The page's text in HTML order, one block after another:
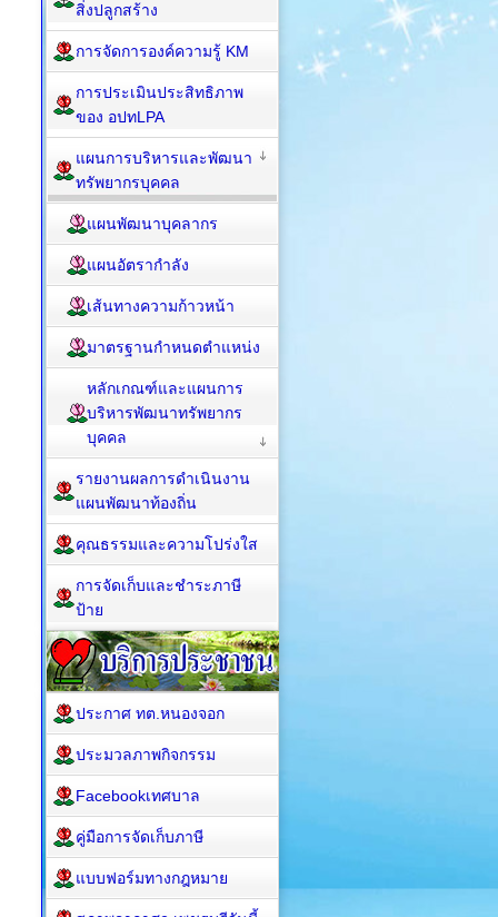
สิ่งปลูกสร้าง
การจัดการองค์ความรู้ KM
การประเมินประสิทธิภาพ
ของ อปทLPA
แผนการบริหารและพัฒนา
ทรัพยากรบุคคล
แผนพัฒนาบุคลากร
แผนอัตรากำลัง
เส้นทางความก้าวหน้า
มาตรฐานกำหนดตำแหน่ง
หลักเกณฑ์และแผนการ
บริหารพัฒนาทรัพยากร
บุคคล
รายงานผลการดำเนินงาน
แผนพัฒนาท้องถิ่น
คุณธรรมและความโปร่งใส
การจัดเก็บและชำระภาษี
ป้าย
ประกาศ ทต.หนองจอก
ประมวลภาพกิจกรรม
Facebookเทศบาล
คู่มือการจัดเก็บภาษี
แบบฟอร์มทางกฎหมาย